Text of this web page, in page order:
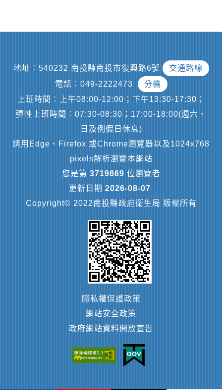
地址︰540232 南投縣南投市復興路6號
交通路線
電話︰049-2222473
分機
上班時間︰上午08:00-12:00；下午13:30-17:30；
彈性上班時間︰07:30-08:30；17:00-18:00(週六、
日及例假日休息)
請用Edge、Firefox 或Chrome瀏覽器以及1024x768
pixels解析瀏覽本網站
您是第 3719669 位瀏覽者
更新日期 2026-08-07
Copyright© 2022南投縣政府衛生局 版權所有
隱私權保護政策
網站安全政策
政府網站資料開放宣告